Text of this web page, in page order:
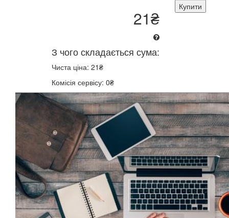
Купити
21₴
З чого складається сума:
Чиста ціна: 21₴
Комісія сервісу: 0₴